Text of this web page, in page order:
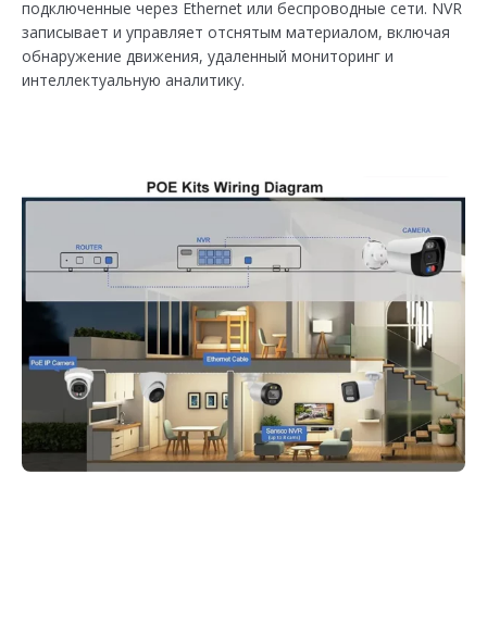
подключенные через Ethernet или беспроводные сети. NVR
записывает и управляет отснятым материалом, включая
обнаружение движения, удаленный мониторинг и
интеллектуальную аналитику.